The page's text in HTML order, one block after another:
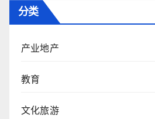
分类
产业地产
教育
文化旅游